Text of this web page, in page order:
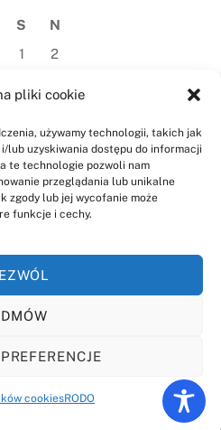
pliki cookie
używamy technologii, takich jak
lub uzyskiwania dostępu do informacji
te technologie pozwoli nam
przeglądania lub unikalne
zgody lub jej wycofanie może
funkcje i cechy.
cookiesRODO
S
N
1
2
8
22 23
29 30
To
2026